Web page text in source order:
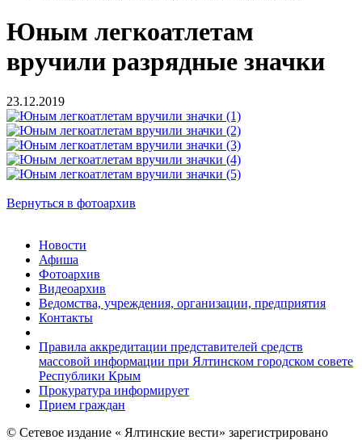
Юным легкоатлетам
вручили разрядные значки
23.12.2019
Вернуться в фотоархив
Новости
Афиша
Фотоархив
Видеоархив
Ведомства, учреждения, организации, предприятия
Контакты
Правила аккредитации представителей средств
массовой информации при Ялтинском городском совете
Республики Крым
Прокуратура информирует
Прием граждан
© Сетевое издание « Ялтинские вести» зарегистрировано